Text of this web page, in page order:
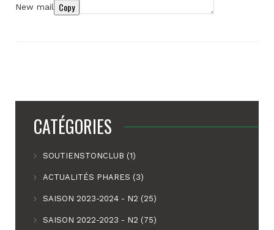
New mail
Copy
CATÉGORIES
SOUTIENSTONCLUB (1)
ACTUALITÉS PHARES (3)
SAISON 2023-2024 - N2 (25)
SAISON 2022-2023 - N2 (75)